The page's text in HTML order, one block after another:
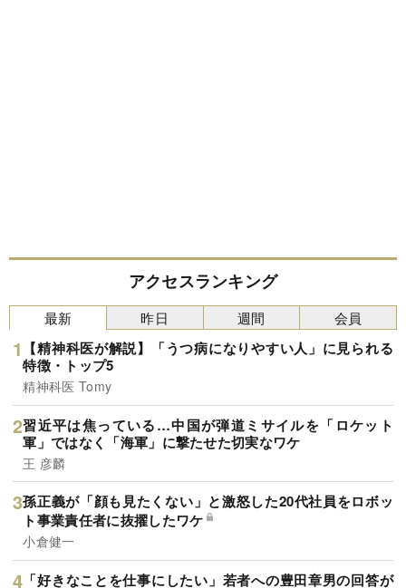
アクセスランキング
最新
【精神科医が解説】「うつ病になりやすい人」に見られる
特徴・トップ5
精神科医 Tomy
習近平は焦っている…中国が弾道ミサイルを「ロケット
軍」ではなく「海軍」に撃たせた切実なワケ
王 彦麟
孫正義が「顔も見たくない」と激怒した20代社員をロボッ
ト事業責任者に抜擢したワケ
小倉健一
「好きなことを仕事にしたい」若者への豊田章男の回答が
昨日 週間 会員